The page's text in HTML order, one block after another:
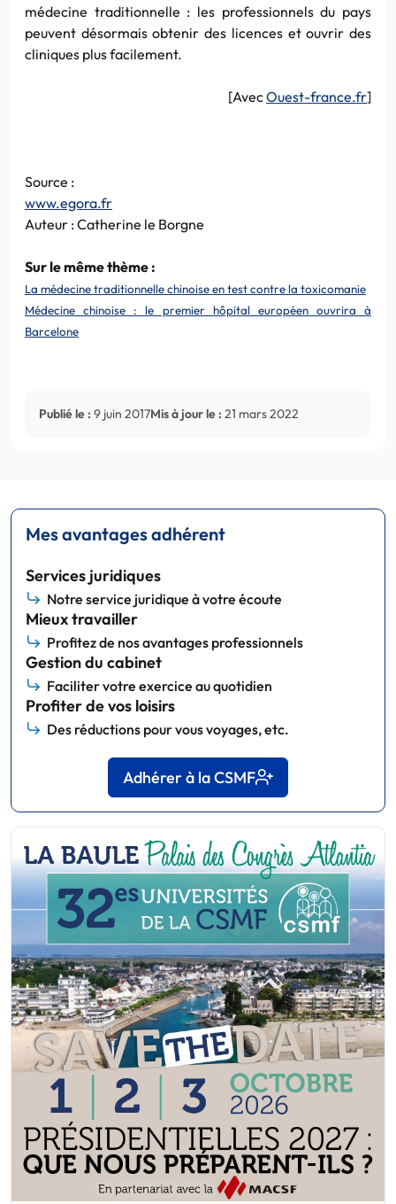
médecine traditionnelle : les professionnels du pays
peuvent désormais obtenir des licences et ouvrir des
cliniques plus facilement.
[AvecOuest-france.fr]
Source :
www.egora.fr
Auteur : Catherine le Borgne
Sur le même thème :
La médecine traditionnelle chinoise en test contre la toxicomanie
Médecine chinoise : le premier hôpital européen ouvrira à
Barcelone
Publié le : 9 juin 2017Mis à jour le : 21 mars 2022
Mes avantages adhérent
Services juridiques
Notre service juridique à votre écoute
Mieux travailler
Profitez de nos avantages professionnels
Gestion du cabinet
Faciliter votre exercice au quotidien
Profiter de vos loisirs
Des réductions pour vous voyages, etc.
Adhérer à la CSMF